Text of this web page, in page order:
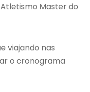
Master do
viajando nas
o cronograma